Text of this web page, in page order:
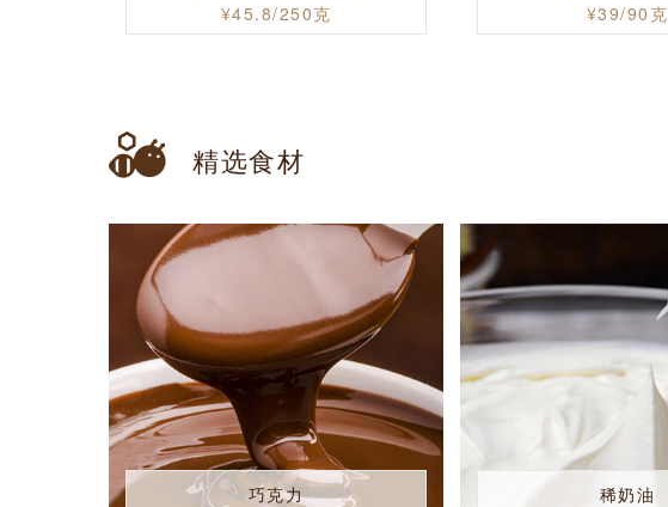
¥45.8/250克
¥39/90克
精选食材
巧克力
稀奶油